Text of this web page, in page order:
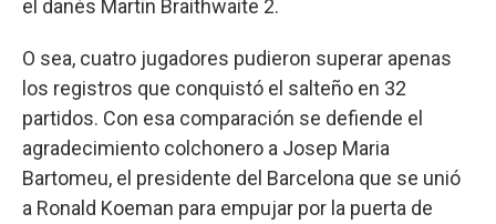
el danés Martin Braithwaite 2.
O sea, cuatro jugadores pudieron superar apenas
los registros que conquistó el salteño en 32
partidos. Con esa comparación se defiende el
agradecimiento colchonero a Josep Maria
Bartomeu, el presidente del Barcelona que se unió
a Ronald Koeman para empujar por la puerta de